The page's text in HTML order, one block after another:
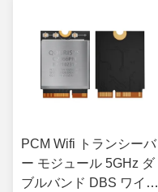
PCM Wifi トランシーバ
ー モジュール 5GHz ダ
ブルバンド DBS ワイヤ